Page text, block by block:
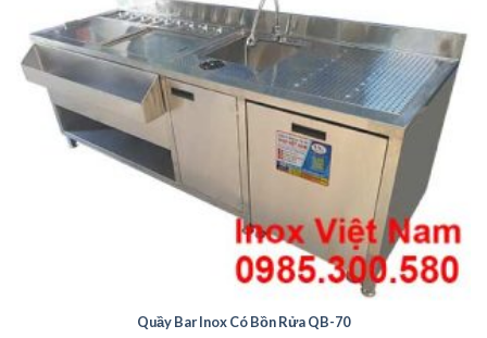
Quầy Bar Inox Có Bồn Rửa QB-70